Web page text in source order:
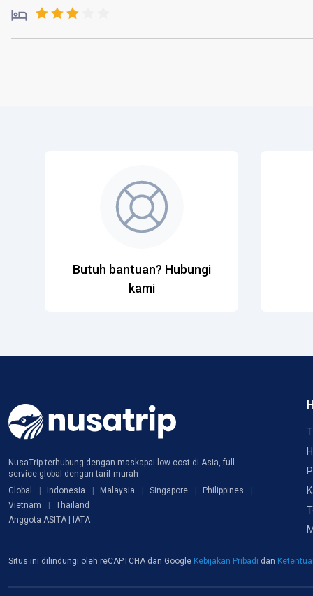
Butuh bantuan? Hubungi
kami
NusaTrip terhubung dengan maskapai low-cost di Asia, full-
service global dengan tarif murah
Global
Indonesia Malaysia Singapore
Philippines
Vietnam
Thailand
Anggota ASITA | IATA
Situs ini dilindungi oleh reCAPTCHA dan Google Kebijakan Pribadi dan